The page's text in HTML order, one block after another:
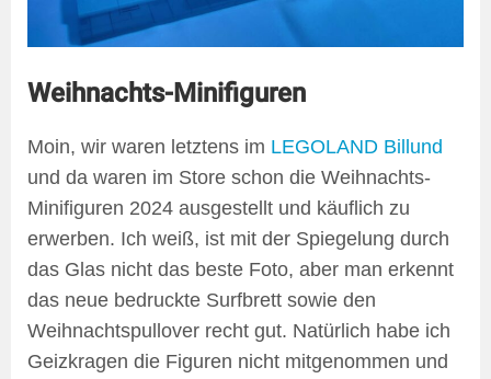
Weihnachts-Minifiguren
Moin, wir waren letztens im LEGOLAND Billund
und da waren im Store schon die Weihnachts-
Minifiguren 2024 ausgestellt und käuflich zu
erwerben. Ich weiß, ist mit der Spiegelung durch
das Glas nicht das beste Foto, aber man erkennt
das neue bedruckte Surfbrett sowie den
Weihnachtspullover recht gut. Natürlich habe ich
Geizkragen die Figuren nicht mitgenommen und